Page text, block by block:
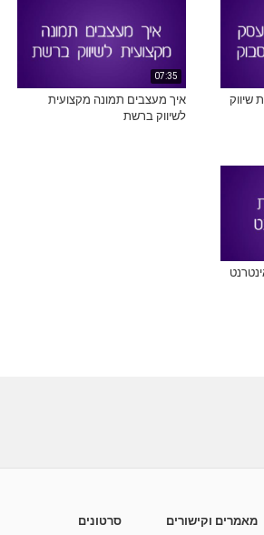
שיווק
07:35
איך מעצבים תמונה מקצועית
לשיווק ברשת
מאמרים וקישורים סרטונים